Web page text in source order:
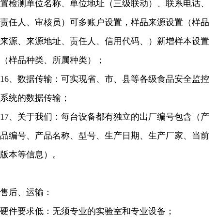
置检测单位名称、单位地址（三级联动）、联系电话、
责任人、审核员）可多账户设置，样品来源设置（样品
来源、来源地址、责任人、信用代码、）新增样本设置
（样品种类、所属种类）；
16、数据传输：可实现省、市、县等各级食品安全监控
系统的数据传输；
17、关于我们：每台设备都有独立的出厂编号包含（产
品编号、产品名称、型号、生产日期、生产厂家、当前
版本等信息）。
售后、运输：
硬件要求低：无须专业的实验室和专业设备；